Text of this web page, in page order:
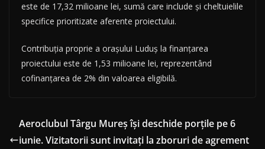
este de 17,32 milioane lei, sumă care include și cheltuielile
specifice prioritizate aferente proiectului.
Contribuția proprie a orașului Luduș la finanțarea
proiectului este de 1,53 milioane lei, reprezentând
cofinanțarea de 2% din valoarea eligibilă.
Aeroclubul Târgu Mureș își deschide porțile pe 6
iunie. Vizitatorii sunt invitați la zboruri de agrement